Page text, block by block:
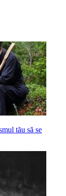
tău să se